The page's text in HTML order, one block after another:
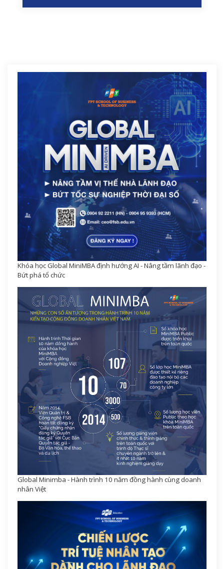
Khóa học Global MiniMBA định hướng AI - Nâng tầm lãnh đạo -
Bứt phá tổ chức
Global Minimba - Hành trình 10 năm đồng hành cùng doanh
nhân Việt